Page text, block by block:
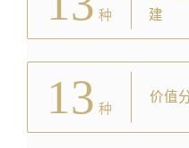
种
建
13 种
价值